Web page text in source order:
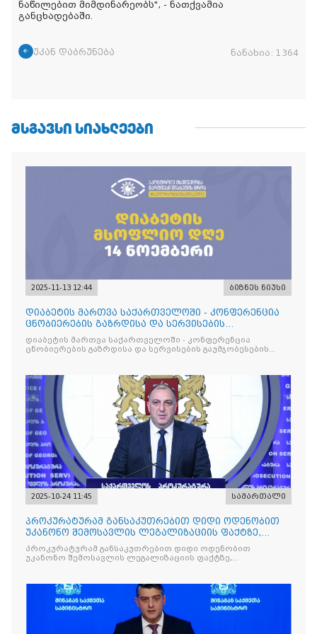
ნაწილებით მიმდინარეობს", - ნათქვამია
განცხადებაში.
უკან დაბრუნება ნანახია: 1364
ᲛᲡᲒᲐᲕᲡᲘ ᲡᲘᲐᲮᲚᲔᲔᲑᲘ
2025-11-13 12:44 ბიზნეს ნიუსი
დიაბეტის მართვა საქართველოში - კონფერენცია
ცნობიერების გაზრდისა და სერვისების
გაუმჯობესების მიზნით
დიაბეტის მართვა საქართველოში - კონფერენცია
ცნობიერების გაზრდისა და სერვისების გაუმჯობესების
2025-10-24 11:45 სამართალი
პროკურატურამ განსაკუთრებით დიდი ოდენობით
უკანონო შემოსავლის ლეგალიზაციის ფაქტზე,
საქართველოს ყოფილ პ
პროკურატურამ განსაკუთრებით დიდი ოდენობით
უკანონო შემოსავლის ლეგალიზაციის ფაქტზე,